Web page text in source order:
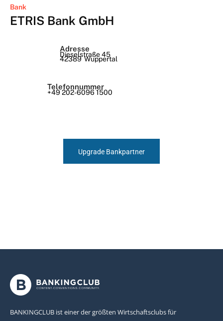
Bank
ETRIS Bank GmbH
Adresse
Dieselstraße 45
42389 Wuppertal
Telefonnummer
+49 202-6096 1500
Upgrade Bankpartner
BANKINGCLUB ist einer der größten Wirtschaftsclubs für